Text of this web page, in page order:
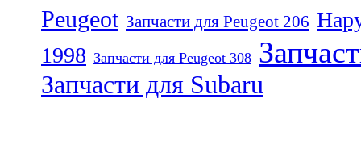
Peugeot Запчасти для Peugeot 206
1998 Запчасти для Peugeot 308
Запчасти для Subaru